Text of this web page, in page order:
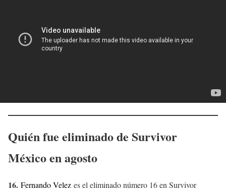
Quién fue eliminado de Survivor
México en agosto
16. Fernando Velez es el eliminado número 16 en Survivor